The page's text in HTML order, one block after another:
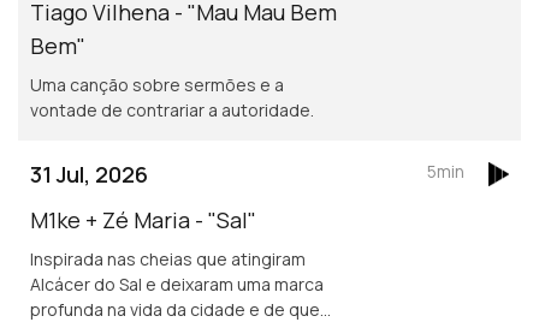
Tiago Vilhena - "Mau Mau Bem
Bem"
Uma canção sobre sermões e a
vontade de contrariar a autoridade.
31 Jul, 2026
M1ke + Zé Maria - "Sal"
Inspirada nas cheias que atingiram
Alcácer do Sal e deixaram uma marca
profunda na vida da cidade e de quem
5min